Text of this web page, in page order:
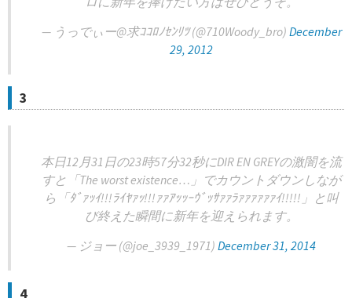
— うっでぃー@求ｺｺﾛﾉｾﾝﾘﾂ (@710Woody_bro) December
29, 2012
3
本日12月31日の23時57分32秒にDIR EN GREYの激闇を流
すと「The worst existence…」でカウントダウンしなが
ら「ﾀﾞｧｯｲ!!!ﾗｲﾔｧｯ!!!ｧｧｱｯｯｰｳﾞｯｻｧｧﾗｧｧｧｧｧｧｲ!!!!!」と叫
び終えた瞬間に新年を迎えられます。
— ジョー (@joe_3939_1971) December 31, 2014
4